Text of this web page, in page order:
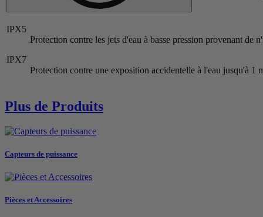
IPX5
Protection contre les jets d'eau à basse pression provenant de
IPX7
Protection contre une exposition accidentelle à l'eau jusqu'à 1
Plus de Produits
Capteurs de puissance
Pièces et Accessoires